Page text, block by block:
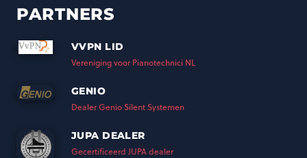
PARTNERS
VVPN LID
Vereniging voor Pianotechnici NL
GENIO
Dealer Genio Silent Systemen
JUPA DEALER
Gecertificeerd JUPA dealer